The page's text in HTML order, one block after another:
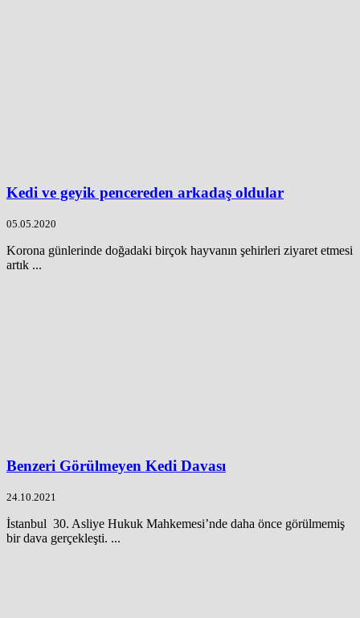
Kedi ve geyik pencereden arkadaş oldular
05.05.2020
Korona günlerinde doğadaki birçok hayvanın şehirleri ziyaret etmesi
artık ...
Benzeri Görülmeyen Kedi Davası
24.10.2021
İstanbul 30. Asliye Hukuk Mahkemesi’nde daha önce görülmemiş
bir dava gerçekleşti. ...